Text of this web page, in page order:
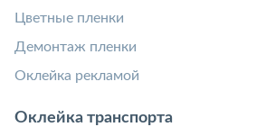
Цветные пленки
Демонтаж пленки
Оклейка рекламой
Оклейка транспорта